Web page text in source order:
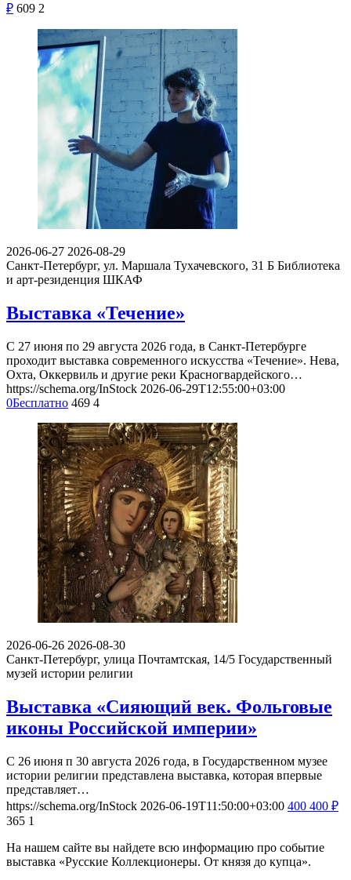
₽ 609 2
2026-06-27 2026-08-29
Санкт-Петербург, ул. Маршала Тухачевского, 31 Б Библиотека
и арт-резиденция ШКАФ
Выставка «Течение»
С 27 июня по 29 августа 2026 года, в Санкт-Петербурге
проходит выставка современного искусства «Течение». Нева,
Охта, Оккервиль и другие реки Красногвардейского…
https://schema.org/InStock 2026-06-29T12:55:00+03:00
0Бесплатно 469 4
2026-06-26 2026-08-30
Санкт-Петербург, улица Почтамтская, 14/5 Государственный
музей истории религии
Выставка «Сияющий век. Фольговые
иконы Российской империи»
С 26 июня п 30 августа 2026 года, в Государственном музее
истории религии представлена выставка, которая впервые
представляет…
https://schema.org/InStock 2026-06-19T11:50:00+03:00 400 400 ₽
365 1
На нашем сайте вы найдете всю информацию про событие
выставка «Русские Коллекционеры. От князя до купца».